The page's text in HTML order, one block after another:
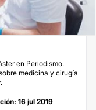
en Periodismo.
medicina y cirugía
16 jul 2019